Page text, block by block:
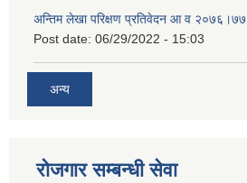
अन्तिम लेखा परिक्षण प्रतिवेदन आ व २०७६।७७
Post date: 06/29/2022 - 15:03
अन्य
रोजगार सम्बन्धी सेवा